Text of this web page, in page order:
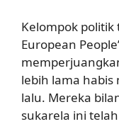
Kelompok politik
European
lebih lama habis
lalu. Mereka
sukarela ini